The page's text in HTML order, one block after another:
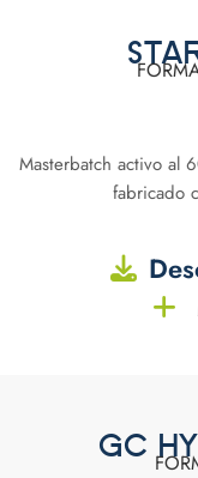
Masterbatch activo al
fabricado
GC